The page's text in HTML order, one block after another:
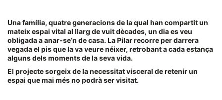
Una família, quatre generacions de la qual han compartit un
mateix espai vital al llarg de vuit dècades, un dia es veu
obligada a anar-se’n de casa. La Pilar recorre per darrera
vegada el pis que la va veure néixer, retrobant a cada estança
alguns dels moments de la seva vida.
El projecte sorgeix de la necessitat visceral de retenir un
espai que mai més no podrà ser visitat.